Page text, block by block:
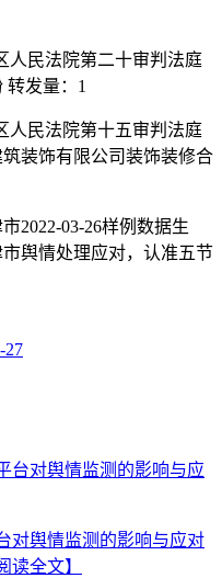
人民法院第二十审判法庭
发量：1
人民法院第十五审判法庭
装饰有限公司装饰装修合
2022-03-26样例数据生
舆情处理应对，认准五节
27
对舆情监测的影响与应对
读全文】